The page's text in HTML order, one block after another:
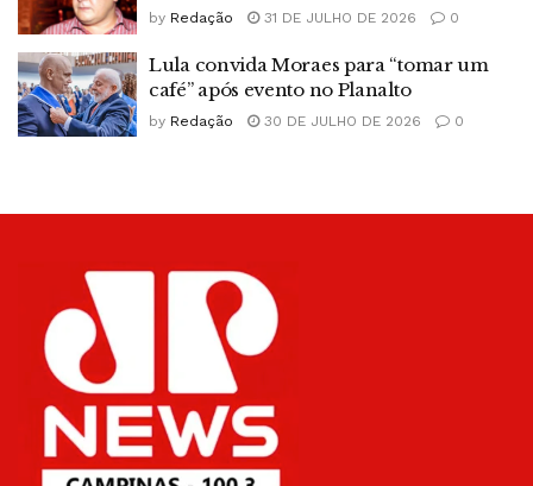
by Redação 31 DE JULHO DE 2026 0
Lula convida Moraes para “tomar um
café” após evento no Planalto
by Redação 30 DE JULHO DE 2026 0